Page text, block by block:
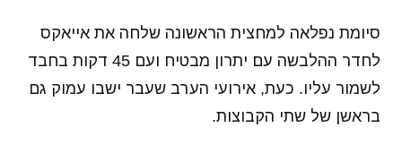
סיומת נפלאה למחצית הראשונה שלחה את אייאקס
לחדר ההלבשה עם יתרון מבטיח ועם 45 דקות בחבד
לשמור עליו. כעת, אירועי הערב שעבר ישבו עמוק גם
בראשן של שתי הקבוצות.